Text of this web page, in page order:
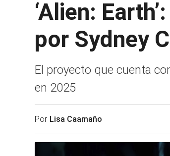
‘Alien:
por Sydney
El proyecto que cuenta
en 2025
Por Lisa Caamaño